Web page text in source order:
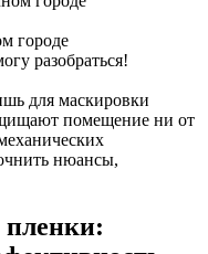
городе
разобраться!
для маскировки
помещение ни от
нюансы,